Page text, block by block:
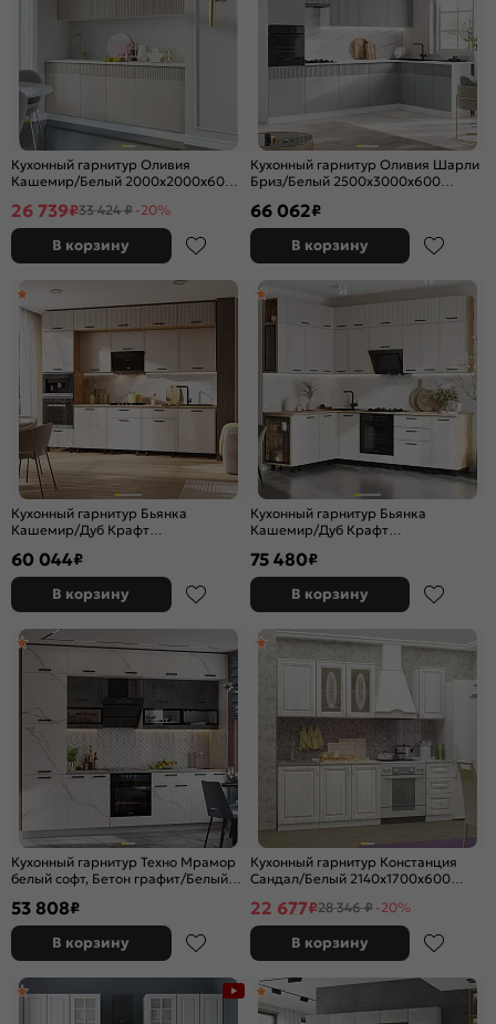
Кухонный гарнитур Оливия
Кашемир/Белый 2000x2000x600
26 739₽33 424 ₽ -20%
В корзину
Кухонный гарнитур Оливия Шарли
Бриз/Белый 2500x3000x600
66 062₽
В корзину
Кухонный гарнитур Бьянка
Кашемир/Дуб Крафт
60 044₽
В корзину
Кухонный гарнитур Бьянка
Кашемир/Дуб Крафт
75 480₽
В корзину
Кухонный гарнитур Техно Мрамор
белый софт, Бетон графит/Белый
53 808₽
В корзину
Кухонный гарнитур Констанция
Сандал/Белый 2140x1700x600
22 677₽28 346 ₽ -20%
В корзину